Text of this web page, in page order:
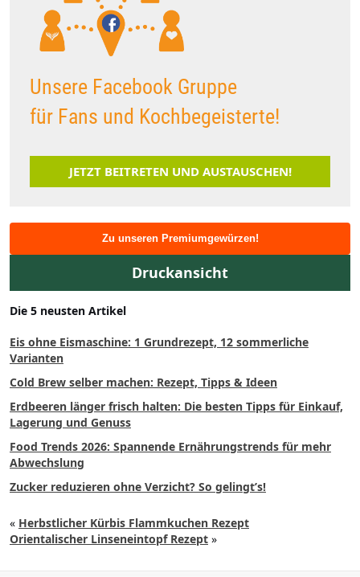
Unsere Facebook Gruppe
für Fans und Kochbegeisterte!
JETZT BEITRETEN UND AUSTAUSCHEN!
Zu unseren Premiumgewürzen!
Druckansicht
Die 5 neusten Artikel
Eis ohne Eismaschine: 1 Grundrezept, 12 sommerliche
Varianten
Cold Brew selber machen: Rezept, Tipps & Ideen
Erdbeeren länger frisch halten: Die besten Tipps für Einkauf,
Lagerung und Genuss
Food Trends 2026: Spannende Ernährungstrends für mehr
Abwechslung
Zucker reduzieren ohne Verzicht? So gelingt’s!
« Herbstlicher Kürbis Flammkuchen Rezept
Orientalischer Linseneintopf Rezept »